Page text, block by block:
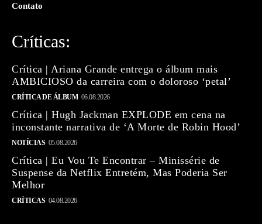
Contato
Críticas:
Crítica | Ariana Grande entrega o álbum mais
AMBICIOSO da carreira com o doloroso ‘petal’
CRÍTICA DE ÁLBUM 06.08.2026
Crítica | Hugh Jackman EXPLODE em cena na
inconstante narrativa de ‘A Morte de Robin Hood’
NOTÍCIAS 05.08.2026
Crítica | Eu Vou Te Encontrar – Minissérie de
Suspense da Netflix Entretém, Mas Poderia Ser
Melhor
CRÍTICAS 04.08.2026